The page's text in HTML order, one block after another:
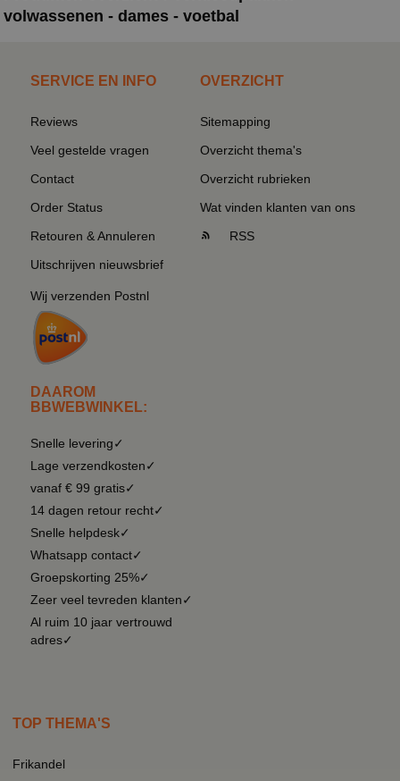
volwassenen - dames - voetbal
SERVICE EN INFO
Reviews
Veel gestelde vragen
Contact
Order Status
Retouren & Annuleren
Uitschrijven nieuwsbrief
Wij verzenden Postnl
DAAROM
BBWEBWINKEL:
Snelle levering✓
Lage verzendkosten✓
vanaf € 99 gratis✓
14 dagen retour recht✓
Snelle helpdesk✓
Whatsapp contact✓
Groepskorting 25%✓
Zeer veel tevreden klanten✓
Al ruim 10 jaar vertrouwd
adres✓
OVERZICHT
Sitemapping
Overzicht thema's
Overzicht rubrieken
Wat vinden klanten van ons
RSS
TOP THEMA'S
Frikandel